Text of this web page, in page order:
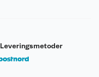
Leveringsmetoder